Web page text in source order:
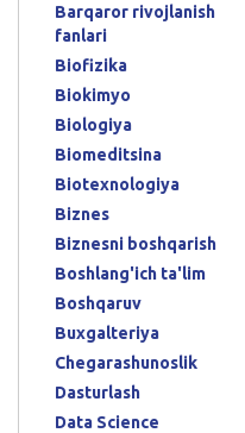
Barqaror rivojlanish
fanlari
Biofizika
Biokimyo
Biologiya
Biomeditsina
Biotexnologiya
Biznes
Biznesni boshqarish
Boshlang'ich ta'lim
Boshqaruv
Buxgalteriya
Chegarashunoslik
Dasturlash
Data Science